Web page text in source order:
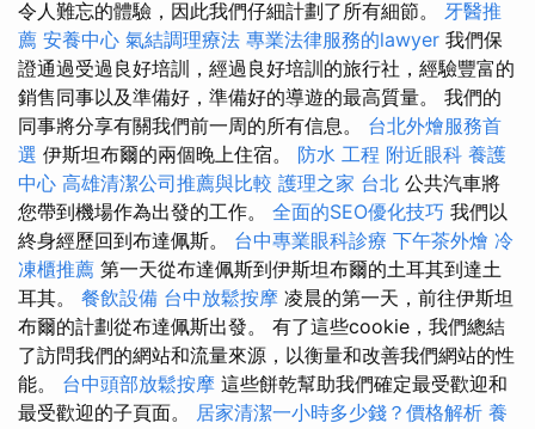
令人難忘的體驗，因此我們仔細計劃了所有細節。 牙醫推
薦 安養中心 氣結調理療法 專業法律服務的lawyer 我們保
證通過受過良好培訓，經過良好培訓的旅行社，經驗豐富的
銷售同事以及準備好，準備好的導遊的最高質量。 我們的
同事將分享有關我們前一周的所有信息。 台北外燴服務首
選 伊斯坦布爾的兩個晚上住宿。 防水 工程 附近眼科 養護
中心 高雄清潔公司推薦與比較 護理之家 台北 公共汽車將
您帶到機場作為出發的工作。 全面的SEO優化技巧 我們以
終身經歷回到布達佩斯。 台中專業眼科診療 下午茶外燴 冷
凍櫃推薦 第一天從布達佩斯到伊斯坦布爾的土耳其到達土
耳其。 餐飲設備 台中放鬆按摩 凌晨的第一天，前往伊斯坦
布爾的計劃從布達佩斯出發。 有了這些cookie，我們總結
了訪問我們的網站和流量來源，以衡量和改善我們網站的性
能。 台中頭部放鬆按摩 這些餅乾幫助我們確定最受歡迎和
最受歡迎的子頁面。 居家清潔一小時多少錢？價格解析 養